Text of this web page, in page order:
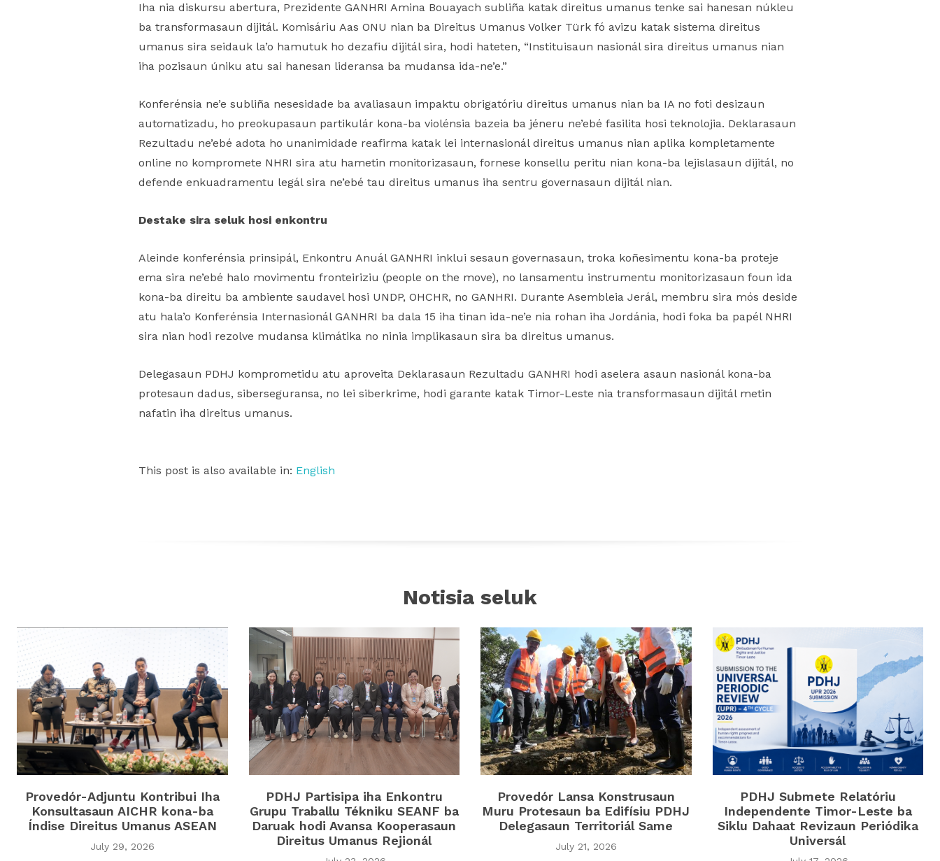
Iha nia diskursu abertura, Prezidente GANHRI Amina Bouayach subliña katak direitus umanus tenke sai hanesan núkleu
ba transformasaun dijitál. Komisáriu Aas ONU nian ba Direitus Umanus Volker Türk fó avizu katak sistema direitus
umanus sira seidauk la’o hamutuk ho dezafiu dijitál sira, hodi hateten, “Instituisaun nasionál sira direitus umanus nian
iha pozisaun úniku atu sai hanesan lideransa ba mudansa ida-ne’e.”
Konferénsia ne’e subliña nesesidade ba avaliasaun impaktu obrigatóriu direitus umanus nian ba IA no foti desizaun
automatizadu, ho preokupasaun partikulár kona-ba violénsia bazeia ba jéneru ne’ebé fasilita hosi teknolojia. Deklarasaun
Rezultadu ne’ebé adota ho unanimidade reafirma katak lei internasionál direitus umanus nian aplika kompletamente
online no kompromete NHRI sira atu hametin monitorizasaun, fornese konsellu peritu nian kona-ba lejislasaun dijitál, no
defende enkuadramentu legál sira ne’ebé tau direitus umanus iha sentru governasaun dijitál nian.
Destake sira seluk hosi enkontru
Aleinde konferénsia prinsipál, Enkontru Anuál GANHRI inklui sesaun governasaun, troka koñesimentu kona-ba proteje
ema sira ne’ebé halo movimentu fronteiriziu (people on the move), no lansamentu instrumentu monitorizasaun foun ida
kona-ba direitu ba ambiente saudavel hosi UNDP, OHCHR, no GANHRI. Durante Asembleia Jerál, membru sira mós deside
atu hala’o Konferénsia Internasionál GANHRI ba dala 15 iha tinan ida-ne’e nia rohan iha Jordánia, hodi foka ba papél NHRI
sira nian hodi rezolve mudansa klimátika no ninia implikasaun sira ba direitus umanus.
Delegasaun PDHJ komprometidu atu aproveita Deklarasaun Rezultadu GANHRI hodi aselera asaun nasionál kona-ba
protesaun dadus, siberseguransa, no lei siberkrime, hodi garante katak Timor-Leste nia transformasaun dijitál metin
nafatin iha direitus umanus.
This post is also available in: English
Notisia seluk
Provedór-Adjuntu Kontribui Iha
Konsultasaun AICHR kona-ba
Índise Direitus Umanus ASEAN
July 29, 2026
PDHJ Partisipa iha Enkontru
Grupu Traballu Tékniku SEANF ba
Daruak hodi Avansa Kooperasaun
Direitus Umanus Rejionál
Provedór Lansa Konstrusaun
Muru Protesaun ba Edifísiu PDHJ
Delegasaun Territoriál Same
July 21, 2026
PDHJ Submete Relatóriu
Independente Timor-Leste ba
Siklu Dahaat Revizaun Periódika
Universál